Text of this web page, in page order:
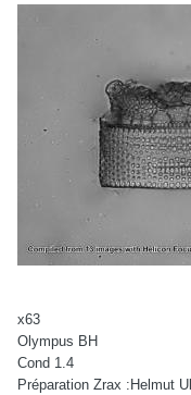
x63
Olympus BH
Cond 1.4
Préparation Zrax :Helmut